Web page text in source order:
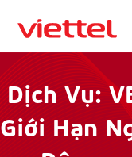
Vụ:
Hạn